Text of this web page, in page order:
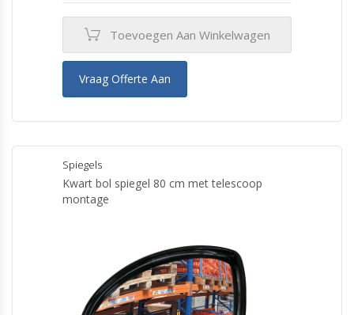
Toevoegen Aan Winkelwagen
Vraag Offerte Aan
Spiegels
Kwart bol spiegel 80 cm met telescoop
montage